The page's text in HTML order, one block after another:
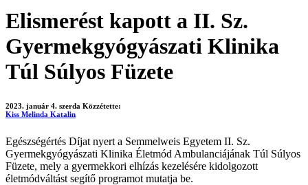
Elismerést kapott a II. Sz.
Gyermekgyógyászati Klinika
Túl Súlyos Füzete
2023. január 4. szerda Közzétette:
Kiss Melinda Katalin
Egészségértés Díjat nyert a Semmelweis Egyetem II. Sz.
Gyermekgyógyászati Klinika Életmód Ambulanciájának Túl Súlyos
Füzete, mely a gyermekkori elhízás kezelésére kidolgozott
életmódváltást segítő programot mutatja be.